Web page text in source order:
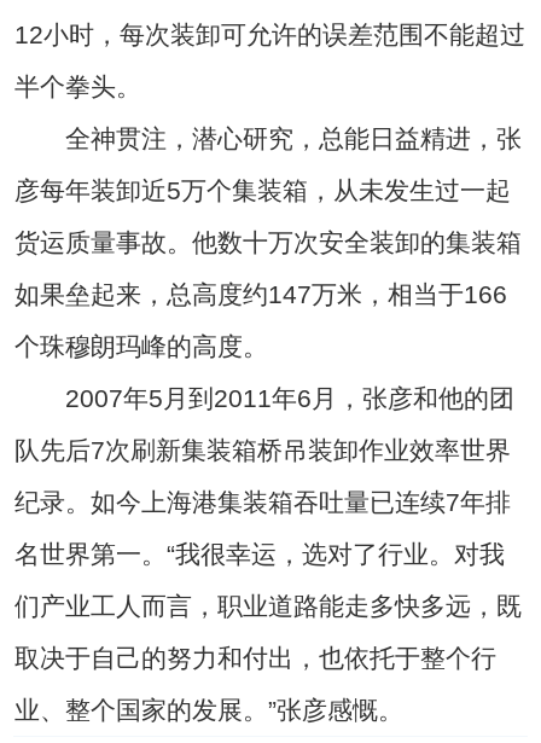
12小时，每次装卸可允许的误差范围不能超过
半个拳头。
全神贯注，潜心研究，总能日益精进，张
彦每年装卸近5万个集装箱，从未发生过一起
货运质量事故。他数十万次安全装卸的集装箱
如果垒起来，总高度约147万米，相当于166
个珠穆朗玛峰的高度。
2007年5月到2011年6月，张彦和他的团
队先后7次刷新集装箱桥吊装卸作业效率世界
纪录。如今上海港集装箱吞吐量已连续7年排
名世界第一。“我很幸运，选对了行业。对我
们产业工人而言，职业道路能走多快多远，既
取决于自己的努力和付出，也依托于整个行
业、整个国家的发展。”张彦感慨。